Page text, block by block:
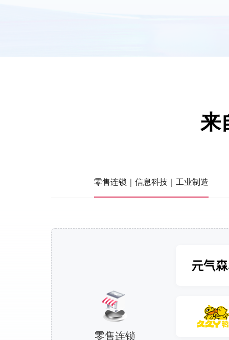
来
零售连锁｜信息科技｜工业制造
零售连锁